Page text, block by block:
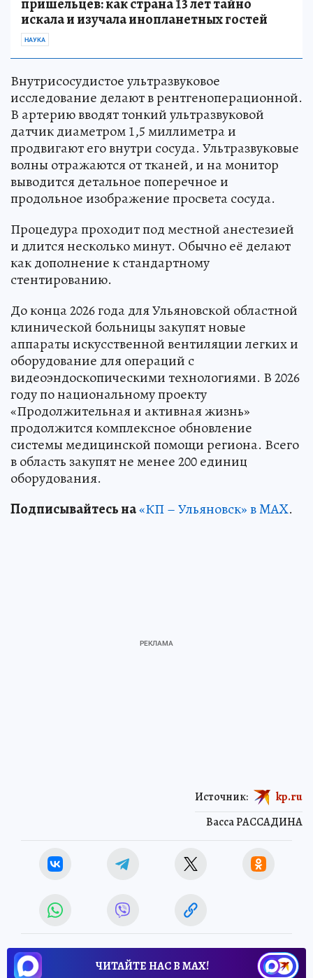
искала и изучала инопланетных гостей
НАУКА
Внутрисосудистое ультразвуковое
исследование делают в рентгеноперационной.
В артерию вводят тонкий ультразвуковой
датчик диаметром 1,5 миллиметра и
продвигают его внутри сосуда. Ультразвуковые
волны отражаются от тканей, и на монитор
выводится детальное поперечное и
продольное изображение просвета сосуда.
Процедура проходит под местной анестезией
и длится несколько минут. Обычно её делают
как дополнение к стандартному
стентированию.
До конца 2026 года для Ульяновской областной
клинической больницы закупят новые
аппараты искусственной вентиляции легких и
оборудование для операций с
видеоэндоскопическими технологиями. В 2026
году по национальному проекту
«Продолжительная и активная жизнь»
продолжится комплексное обновление
системы медицинской помощи региона. Всего
в область закупят не менее 200 единиц
оборудования.
Подписывайтесь на«КП – Ульяновск» в MAX.
Васса РАССАДИНА
Источник: kp.ru
ЧИТАЙТЕ НАС В МАХ!